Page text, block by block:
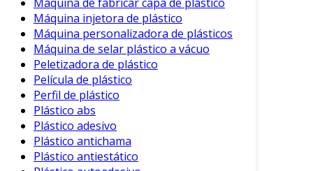
Redução de Desperdício: Sua
reciclabilidade contribui para a economia
circular e diminui a problemática dos
resíduos plásticos.
Aplicações do Plástico PET
O plástico PET é amplamente utilizado em
diversas áreas. A seguir, resumimos algumas
das principais aplicações:
Máquina injetora de plástico
Máquina personalizadora de plásticos
Máquina de selar plástico a vácuo
Peletizadora de plástico
Película de plástico
Perfil de plástico
Plástico abs
Plástico adesivo
Plástico antichama
Plástico antiestático